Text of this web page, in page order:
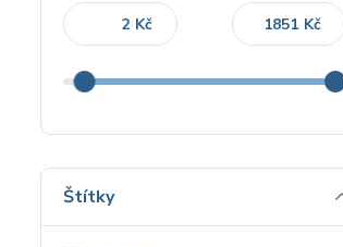
Kč Kč
Štítky